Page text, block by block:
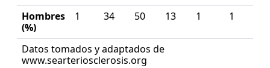
Hombres
(%)
1 34 50 13 1 1
Datos tomados y adaptados de
www.searteriosclerosis.org